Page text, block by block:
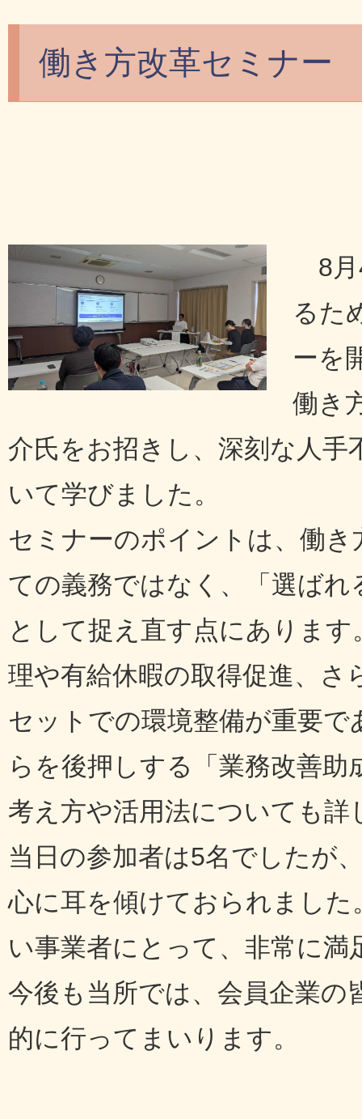
働き方改革セミナー
8
るた
ーを
働き
介氏をお招きし、深刻な人
いて学びました。
セミナーのポイントは、働
ての義務ではなく、「選ば
として捉え直す点にありま
理や有給休暇の取得促進、さ
セットでの環境整備が重要
らを後押しする「業務改善
考え方や活用法についても
当日の参加者は5名でしたが
心に耳を傾けておられまし
い事業者にとって、非常に
今後も当所では、会員企業の
的に行ってまいります。